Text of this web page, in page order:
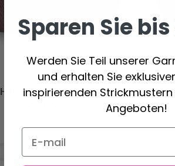
HJERTEGARN LONG
9.60 €
Sparen Sie bis
Werden Sie Teil unserer
und erhalten Sie
inspirierenden
Angeboten!